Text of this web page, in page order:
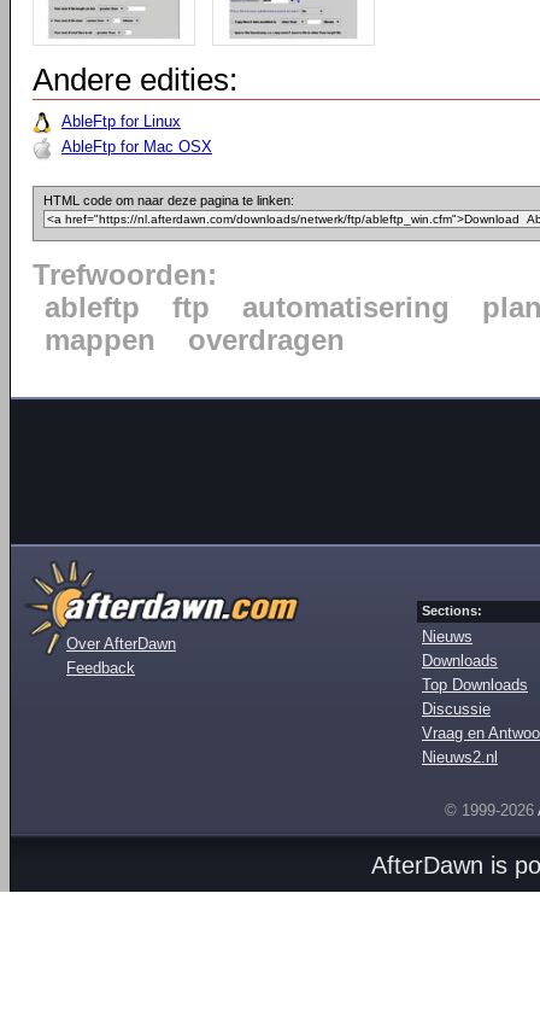
Andere edities:
AbleFtp for Linux
AbleFtp for Mac OSX
HTML code om naar deze pagina te linken:
Trefwoorden:
ableftp
ftp automatisering
mappen
overdragen
Over AfterDawn
Feedback
Sections:
Nieuws
Downloads
Top Downloads
Discussie
Vraag en
Nieuws2.nl
© 1999-2026
AfterDawn is